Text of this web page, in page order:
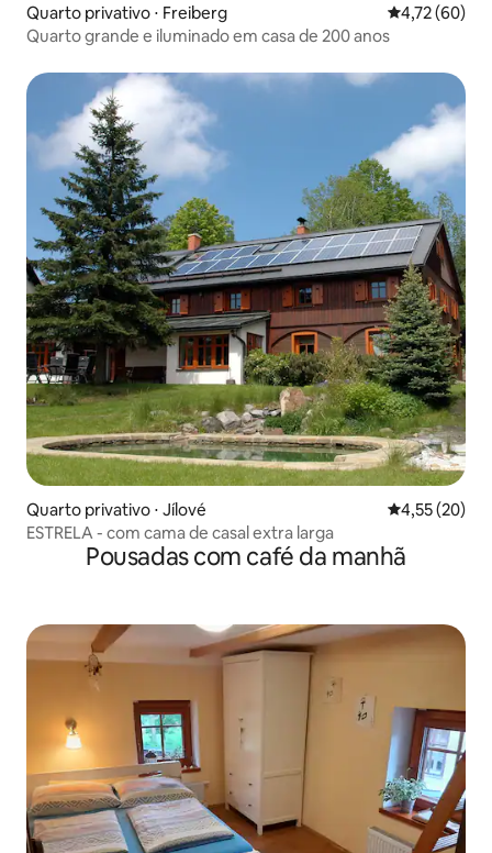
Quarto privativo ⋅ Freiberg 4,72 de uma
4,72 (60)
Quarto grande e iluminado em casa de 200 anos
Quarto privativo ⋅ Jílové 4,55 de uma
4,55 (20)
ESTRELA - com cama de casal extra larga
Pousadas com café da manhã